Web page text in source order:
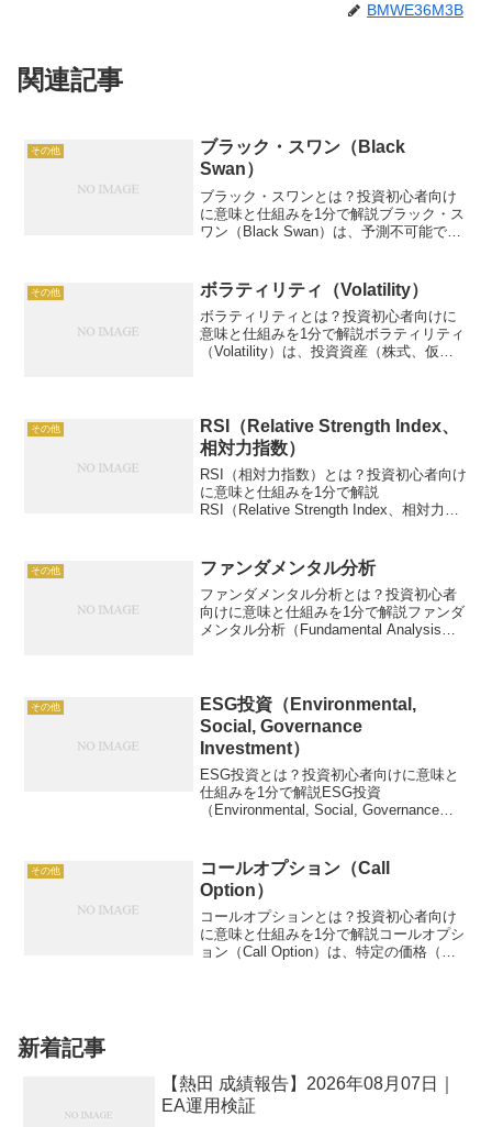
BMWE36M3B
関連記事
その他
ブラック・スワン（Black
Swan）
ブラック・スワンとは？投資初心者向け
に意味と仕組みを1分で解説ブラック・ス
ワン（Black Swan）は、予測不可能で大
します。例：2008年リーマンショックで
株価-5...
その他 ボラティリティ（Volatility）
ボラティリティとは？投資初心者向けに
意味と仕組みを1分で解説ボラティリティ
（Volatility）は、投資資産（株式、仮想
い。この...
その他
RSI（Relative Strength Index、
相対力指数）
RSI（相対力指数）とは？投資初心者向け
に意味と仕組みを1分で解説
RSI（Relative Strength Index、相対力指
す。例：RSI70以上で売りシグナル。こ...
その他 ファンダメンタル分析
ファンダメンタル分析とは？投資初心者
向けに意味と仕組みを1分で解説ファンダ
メンタル分析（Fundamental Analysis）
記...
その他
ESG投資（Environmental,
Social, Governance
Investment）
ESG投資とは？投資初心者向けに意味と
仕組みを1分で解説ESG投資
（Environmental, Social, Governance
その他
コールオプション（Call
Option）
コールオプションとは？投資初心者向け
に意味と仕組みを1分で解説コールオプシ
ョン（Call Option）は、特定の価格（行
新着記事
【熱田 成績報告】2026年08月07日｜
EA運用検証